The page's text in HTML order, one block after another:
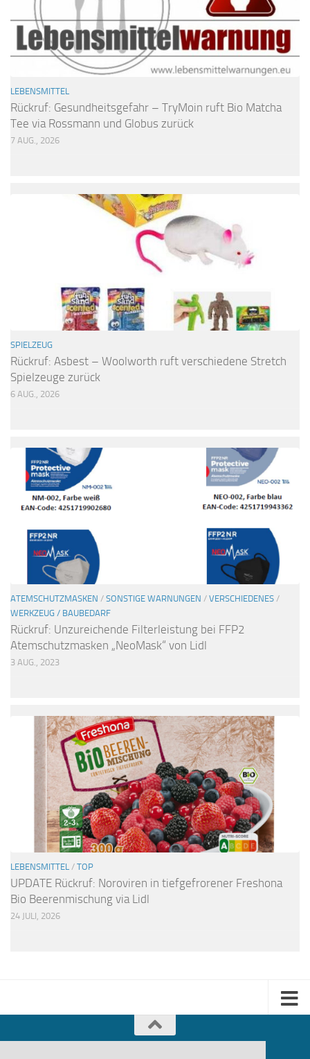
LEBENSMITTEL
Rückruf: Gesundheitsgefahr – TryMoin ruft Bio Matcha
Tee via Rossmann und Globus zurück
7 AUG., 2026
SPIELZEUG
Rückruf: Asbest – Woolworth ruft verschiedene Stretch
Spielzeuge zurück
6 AUG., 2026
ATEMSCHUTZMASKEN / SONSTIGE WARNUNGEN / VERSCHIEDENES /
WERKZEUG / BAUBEDARF
Rückruf: Unzureichende Filterleistung bei FFP2
Atemschutzmasken „NeoMask“ von Lidl
3 AUG., 2023
LEBENSMITTEL / TOP
UPDATE Rückruf: Noroviren in tiefgefrorener Freshona
Bio Beerenmischung via Lidl
24 JULI, 2026